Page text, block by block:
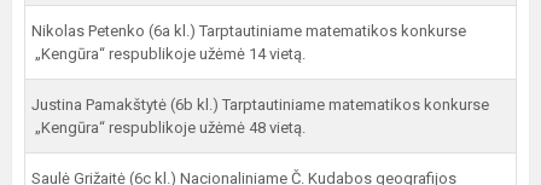
Nikolas Petenko (6a kl.) Tarptautiniame matematikos konkurse
„Kengūra“ respublikoje užėmė 14 vietą.
Justina Pamakštytė (6b kl.) Tarptautiniame matematikos konkurse
„Kengūra“ respublikoje užėmė 48 vietą.
Saulė Grižaitė (6c kl.) Nacionaliniame Č. Kudabos geografijos